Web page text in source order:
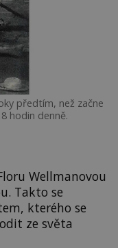
předtím, než začne
hodin denně.
Wellmanovou
Takto se
kterého se
ze světa